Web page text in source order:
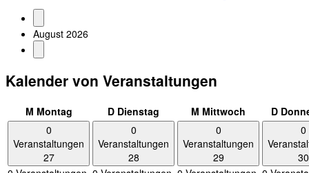
August 2026
Kalender von Veranstaltungen
M Montag D Dienstag M Mittwoch D
0
Veranstaltungen
27
0
Veranstaltungen
28
0
Veranstaltungen
29
0
30